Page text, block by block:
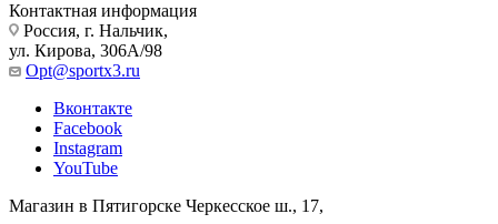
Контактная информация
Россия, г. Нальчик,
ул. Кирова, 306А/98
Opt@sportx3.ru
Вконтакте
Facebook
Instagram
YouTube
Магазин в Пятигорске Черкесское ш., 17,